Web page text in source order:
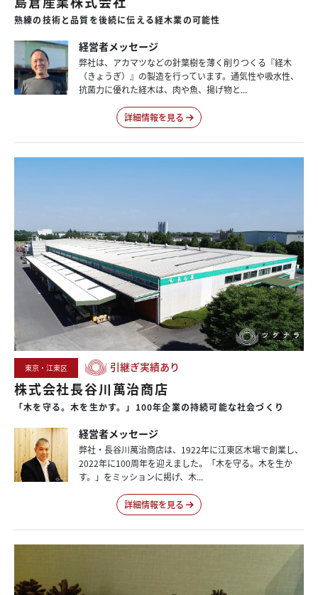
熟練の技術と品質を後続に伝える経木業の可能性
経営者メッセージ
弊社は、アカマツなどの針葉樹を薄く削りつくる『経木
（きょうぎ）』の製造を行っています。通気性や吸水性、
抗菌力に優れた経木は、肉や魚、揚げ物と...
詳細情報を見る
東京・江東区 引継ぎ実績あり
株式会社長谷川萬治商店
「木を守る。木を生かす。」 100年企業の持続可能な社会づくり
経営者メッセージ
弊社・長谷川萬治商店は、1922年に江東区木場で創業し、
2022年に100周年を迎えました。「木を守る。木を生か
す。」をミッションに掲げ、木...
詳細情報を見る